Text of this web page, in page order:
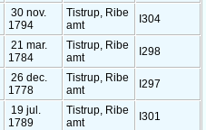
30 nov.
1794
Tistrup, Ribe
amt
I304
21 mar.
1784
Tistrup, Ribe
amt
I298
26 dec.
1778
Tistrup, Ribe
amt
I297
19 jul.
1789
Tistrup, Ribe
amt
I301